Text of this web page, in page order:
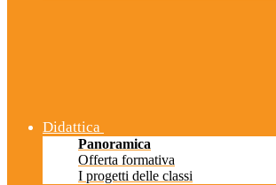
Didattica
Panoramica
Offerta formativa
I progetti delle classi